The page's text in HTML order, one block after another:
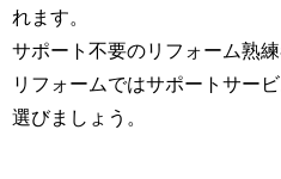
れます。
サポート不要のリフォーム熟
リフォームではサポートサー
選びましょう。